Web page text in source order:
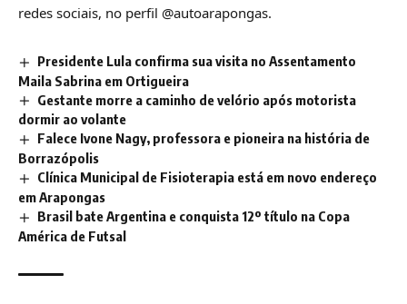
redes sociais, no perfil @autoarapongas.
Presidente Lula confirma sua visita no Assentamento
Maila Sabrina em Ortigueira
Gestante morre a caminho de velório após motorista
dormir ao volante
Falece Ivone Nagy, professora e pioneira na história de
Borrazópolis
Clínica Municipal de Fisioterapia está em novo endereço
em Arapongas
Brasil bate Argentina e conquista 12º título na Copa
América de Futsal